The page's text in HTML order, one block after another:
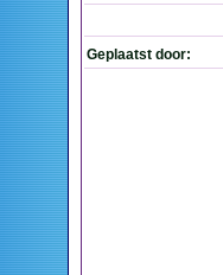
Geplaatst door: